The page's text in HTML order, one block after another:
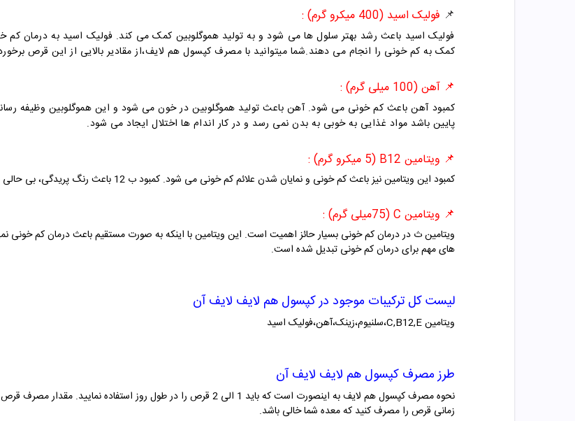
📌 فولیک اسید (400 میکرو گرم) :
فولیک اسید باعث رشد بهتر سلول ها می شود و به تولید هموگلوبین کمک می کند. فولیک اسید به درمان
کمک به کم خونی را انجام می دهند.شما میتوانید با مصرف کپسول هم لایف،از مقادیر بالایی از این قرص
📌 آهن (100 میلی گرم) :
کمبود آهن باعث کم خونی می شود. آهن باعث تولید هموگلوبین در خون می شود و این هموگلوبین وظیفه
پایین باشد مواد غذایی به خوبی به بدن نمی رسد و در کار اندام ها اختلال ایجاد می شود.
📌 ویتامین B12 (5 میکرو گرم) :
کمبود این ویتامین نیز باعث کم خونی و نمایان شدن علائم کم خونی می شود. کمبود ب 12 باعث رنگ پریدگی، بی حالی و خستگی در بدن می شود.
📌 ویتامین C (75میلی گرم) :
ویتامین ث در درمان کم خونی بسیار حائز اهمیت است. این ویتامین با اینکه به صورت مستقیم باعث درمان کم
های مهم برای درمان کم خونی تبدیل شده است.
لیست کل ترکیبات موجود در کپسول هم لایف لایف آن
ویتامین C,B12,E،سلنیوم،زینک،آهن،فولیک اسید
طرز مصرف کپسول هم لایف لایف آن
نحوه مصرف کپسول هم لایف به اینصورت است که باید 1 الی 2 قرص را در طول روز
زمانی قرص را مصرف کنید که معده شما خالی باشد.